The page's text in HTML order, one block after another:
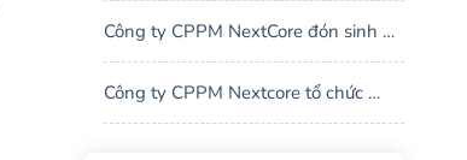
Công ty CPPM NextCore đón sinh
nhật 2 tuổi tại Bạch Mã Village ở tỉnh
Công ty CPPM Nextcore tổ chức